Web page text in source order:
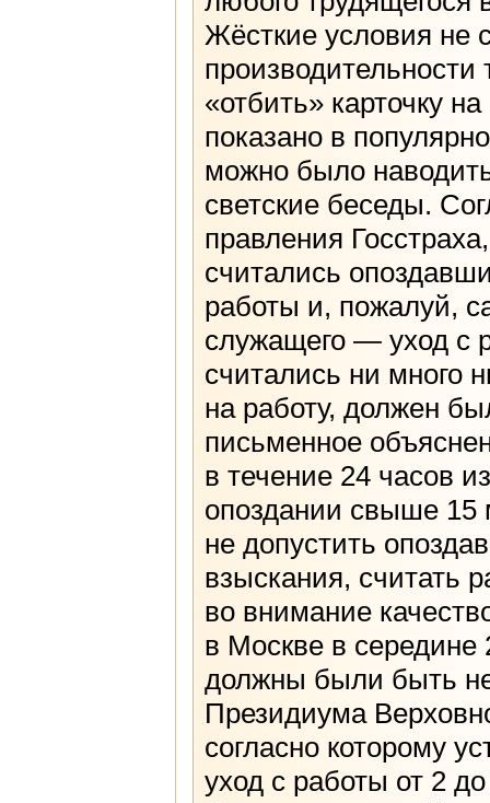
Жёсткие условия не
«отбить» карточку
показано в
можно было
светские беседы.
правления
считались
работы и, пожалуй,
служащего — уход с
считались ни много
на работу, должен
письменное
в течение 24 часов
опоздании свыше 15
не допустить
взыскания, считать
во внимание
в Москве в середине
должны были быть
Президиума
согласно которому
уход с работы от 2